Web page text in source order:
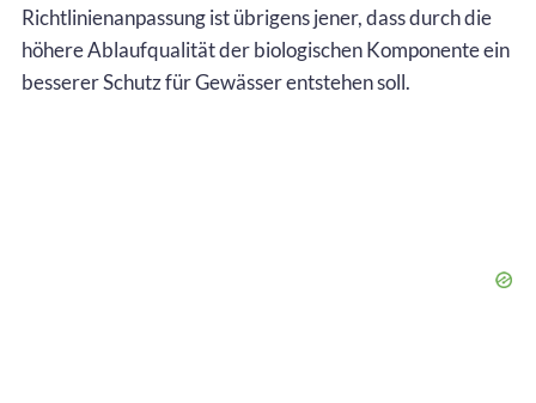
Richtlinienanpassung ist übrigens jener, dass durch die
höhere Ablaufqualität der biologischen Komponente ein
besserer Schutz für Gewässer entstehen soll.